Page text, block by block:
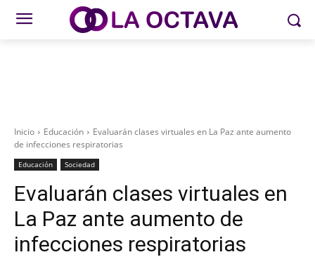
Inicio Educación
Evaluarán clases virtuales en La Paz ante aumento
de infecciones respiratorias
Educación Sociedad
Evaluarán clases virtuales en
La Paz ante aumento de
infecciones respiratorias